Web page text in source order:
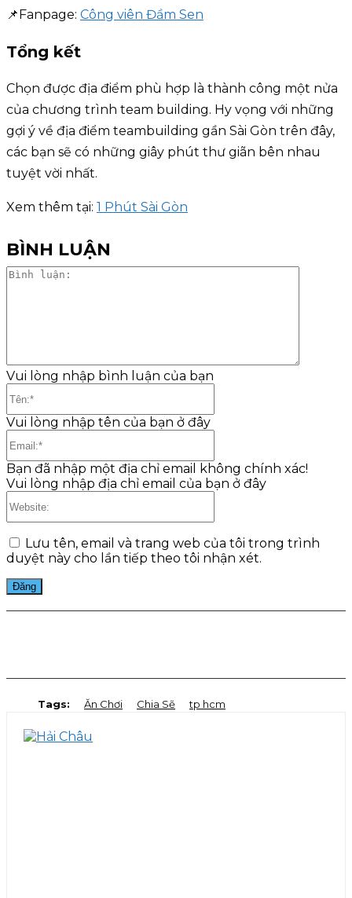
📌Fanpage: Công viên Đầm Sen
Tổng kết
Chọn được địa điểm phù hợp là thành công một nửa
của chương trình team building. Hy vọng với những
gợi ý về địa điểm teambuilding gần Sài Gòn trên đây,
các bạn sẽ có những giây phút thư giãn bên nhau
tuyệt vời nhất.
Xem thêm tại: 1 Phút Sài Gòn
BÌNH LUẬN
Vui lòng nhập bình luận của bạn
Vui lòng nhập tên của bạn ở đây
Bạn đã nhập một địa chỉ email không chính xác!
Vui lòng nhập địa chỉ email của bạn ở đây
Lưu tên, email và trang web của tôi trong trình
duyệt này cho lần tiếp theo tôi nhận xét.
Tags: Ăn Chơi Chia Sẽ tp hcm